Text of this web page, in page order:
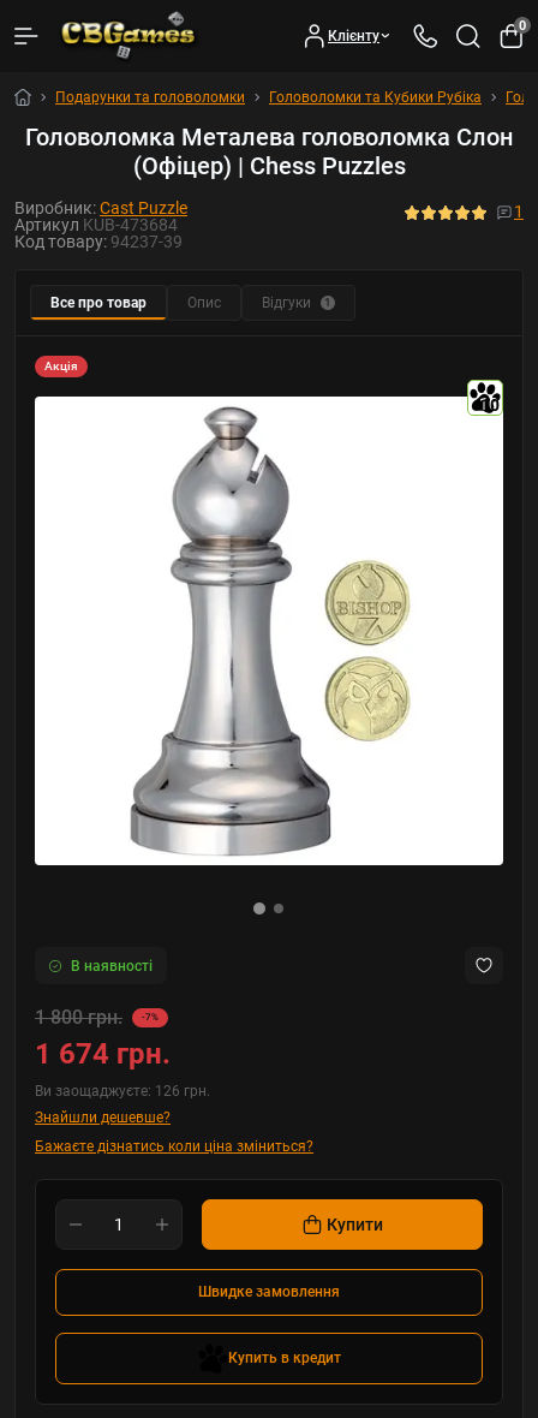
Клієнту
0
Подарунки та головоломки Головоломки та Кубики Рубіка
Головоломка Металева головоломка Слон
(Офіцер) | Chess Puzzles
Виробник:Cast Puzzle
Артикул KUB-473684
Код товару: 94237-39
1
Все про товар Опис Відгуки 1
Акція
10
В наявності
1 800 грн. -7%
1 674 грн.
Ви заощаджуєте: 126 грн.
Знайшли дешевше?
Бажаєте дізнатись коли ціна зміниться?
Купити
Швидке замовлення
Купить в кредит